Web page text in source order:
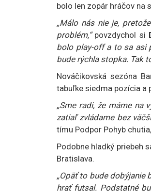
bolo len zopár hráčov na
„Málo nás nie je,
problém,“povzdychol si
bolo play-off a to sa asi
bude rýchla stopka. Tak
Nováčikovská sezóna
tabuľke siedma pozícia a
„Sme radi, že máme na
zatiaľ zvládame bez
tímu Podpor Pohyb
Podobne hladký priebeh
Bratislava.
„Opäť to bude dobýjanie
hrať futsal. Podstatné